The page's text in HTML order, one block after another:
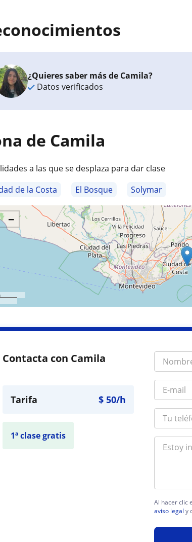
¿Quieres saber más de Camila?
Datos verificados
de Camila
a las que se desplaza para dar clase
de la Costa
El Bosque Solymar
−
Contacta con Camila
Tarifa $50/h
1ª clase gratis
Al hacer clic
aviso legal y